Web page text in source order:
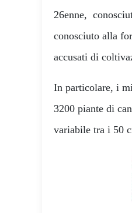
26enne,
conosciuto alla
accusati di
In particolare, i
3200 piante di
variabile tra i 50